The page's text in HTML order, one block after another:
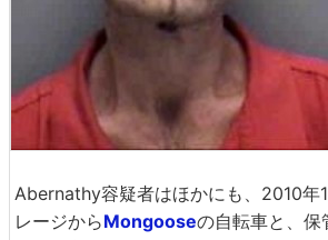
Abernathy容疑者はほかにも、2010年
レージからMongooseの自転車と、保